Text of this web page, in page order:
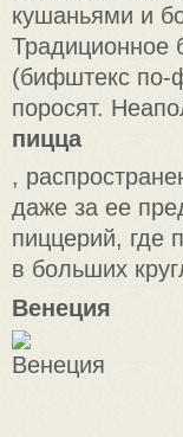
кушаньями и
Традиционное
(бифштекс по-
поросят.
пицца
,
даже за ее
пиццерий, где
в больших
Венеция